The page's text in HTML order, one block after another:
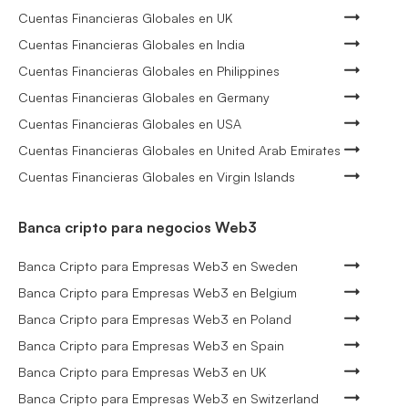
Cuentas Financieras Globales en UK
Cuentas Financieras Globales en India
Cuentas Financieras Globales en Philippines
Cuentas Financieras Globales en Germany
Cuentas Financieras Globales en USA
Cuentas Financieras Globales en United Arab Emirates
Cuentas Financieras Globales en Virgin Islands
Banca cripto para negocios Web3
Banca Cripto para Empresas Web3 en Sweden
Banca Cripto para Empresas Web3 en Belgium
Banca Cripto para Empresas Web3 en Poland
Banca Cripto para Empresas Web3 en Spain
Banca Cripto para Empresas Web3 en UK
Banca Cripto para Empresas Web3 en Switzerland